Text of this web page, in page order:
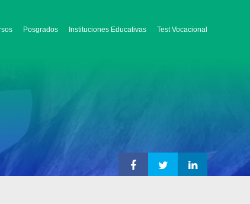
Posgrados Instituciones Educativas Test Vocacional